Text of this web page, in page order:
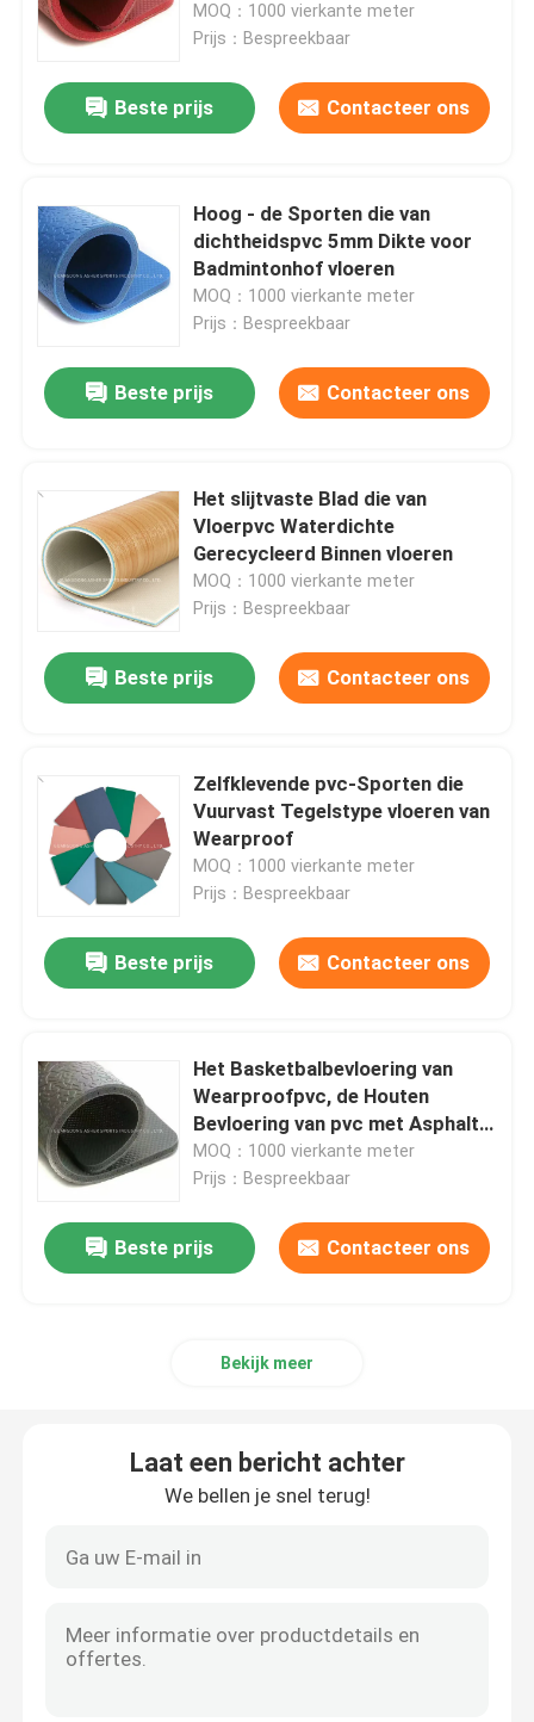
Producten
Video's
Over Ons
Neem contact met ons op
Nieuws
Gevallen
vloeren
MOQ：1000 vierkante meter
Prijs：Bespreekbaar
Beste prijs Contacteer ons
Hoog - de Sporten die van
dichtheidspvc 5mm Dikte voor
Badmintonhof vloeren
MOQ：1000 vierkante meter
Prijs：Bespreekbaar
Beste prijs Contacteer ons
Het slijtvaste Blad die van
Vloerpvc Waterdichte
Gerecycleerd Binnen vloeren
MOQ：1000 vierkante meter
Prijs：Bespreekbaar
Beste prijs Contacteer ons
Zelfklevende pvc-Sporten die
Vuurvast Tegelstype vloeren van
Wearproof
MOQ：1000 vierkante meter
Prijs：Bespreekbaar
Beste prijs Contacteer ons
Het Basketbalbevloering van
Wearproofpvc, de Houten
Bevloering van pvc met Asphalt
Layer
MOQ：1000 vierkante meter
Prijs：Bespreekbaar
Beste prijs Contacteer ons
Bekijk meer
Laat een bericht achter
We bellen je snel terug!